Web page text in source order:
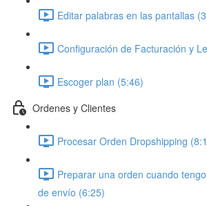
Editar palabras en las pantallas
Configuración de Facturación y
Escoger plan (5:46)
Ordenes y Clientes
Procesar Orden Dropshipping
Preparar una orden cuando
de envío (6:25)